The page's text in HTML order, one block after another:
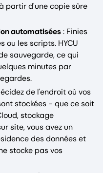
partir d'une copie sûre
automatisées: Finies
ou les scripts. HYCU
sauvegarde, ce qui
minutes par
de l'endroit où vos
stockées - que ce soit
stockage
site, vous avez un
des données et
stocke pas vos